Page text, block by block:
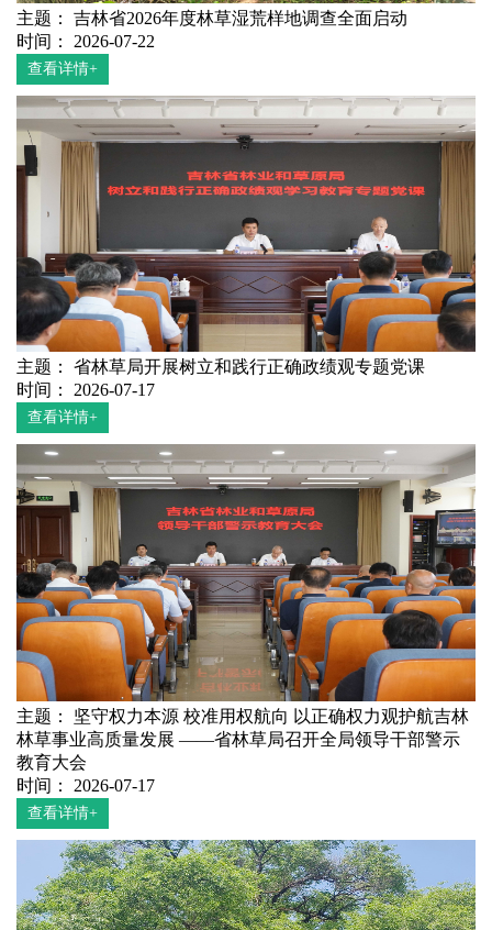
主题： 吉林省2026年度林草湿荒样地调查全面启动
时间： 2026-07-22
查看详情+
主题： 省林草局开展树立和践行正确政绩观专题党课
时间： 2026-07-17
查看详情+
主题： 坚守权力本源 校准用权航向 以正确权力观护航吉林
林草事业高质量发展 ——省林草局召开全局领导干部警示
教育大会
时间： 2026-07-17
查看详情+